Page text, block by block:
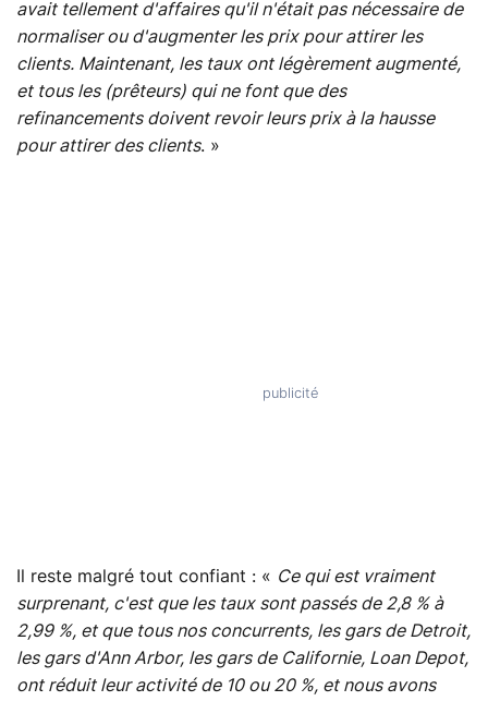
avait tellement d'affaires qu'il n'était pas nécessaire de
normaliser ou d'augmenter les prix pour attirer les
clients. Maintenant, les taux ont légèrement augmenté,
et tous les (prêteurs) qui ne font que des
refinancements doivent revoir leurs prix à la hausse
pour attirer des clients. »
Il reste malgré tout confiant : « Ce qui est vraiment
surprenant, c'est que les taux sont passés de 2,8 % à
2,99 %, et que tous nos concurrents, les gars de Detroit,
les gars d'Ann Arbor, les gars de Californie, Loan Depot,
ont réduit leur activité de 10 ou 20 %, et nous avons